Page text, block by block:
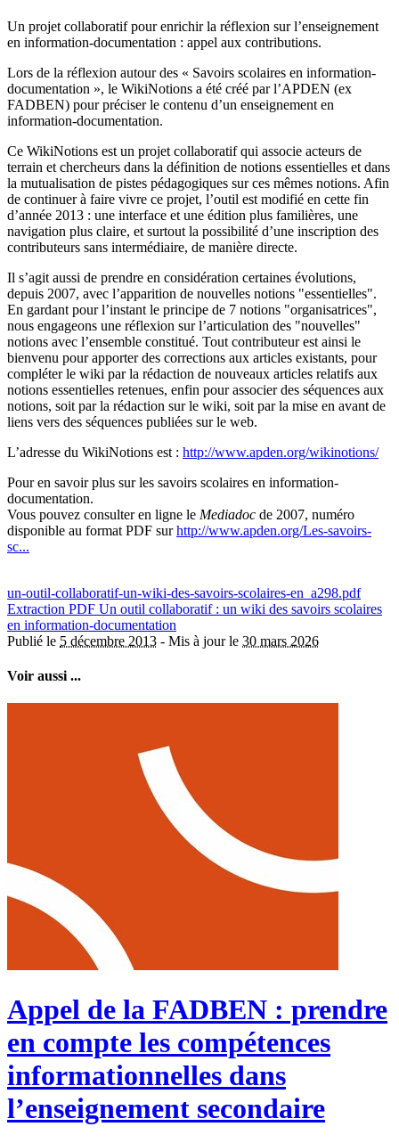
Un projet collaboratif pour enrichir la réflexion sur l’enseignement
en information-documentation : appel aux contributions.
Lors de la réflexion autour des « Savoirs scolaires en information-
documentation », le WikiNotions a été créé par l’APDEN (ex
FADBEN) pour préciser le contenu d’un enseignement en
information-documentation.
Ce WikiNotions est un projet collaboratif qui associe acteurs de
terrain et chercheurs dans la définition de notions essentielles et dans
la mutualisation de pistes pédagogiques sur ces mêmes notions. Afin
de continuer à faire vivre ce projet, l’outil est modifié en cette fin
d’année 2013 : une interface et une édition plus familières, une
navigation plus claire, et surtout la possibilité d’une inscription des
contributeurs sans intermédiaire, de manière directe.
Il s’agit aussi de prendre en considération certaines évolutions,
depuis 2007, avec l’apparition de nouvelles notions "essentielles".
En gardant pour l’instant le principe de 7 notions "organisatrices",
nous engageons une réflexion sur l’articulation des "nouvelles"
notions avec l’ensemble constitué. Tout contributeur est ainsi le
bienvenu pour apporter des corrections aux articles existants, pour
compléter le wiki par la rédaction de nouveaux articles relatifs aux
notions essentielles retenues, enfin pour associer des séquences aux
notions, soit par la rédaction sur le wiki, soit par la mise en avant de
liens vers des séquences publiées sur le web.
L’adresse du WikiNotions est : http://www.apden.org/wikinotions/
Pour en savoir plus sur les savoirs scolaires en information-
documentation.
Vous pouvez consulter en ligne le Mediadoc de 2007, numéro
disponible au format PDF surhttp://www.apden.org/Les-savoirs-
sc...
un-outil-collaboratif-un-wiki-des-savoirs-scolaires-en_a298.pdf
Extraction PDF Un outil collaboratif : un wiki des savoirs scolaires
en information-documentation
Publié le 5 décembre 2013 - Mis à jour le 30 mars 2026
Voir aussi ...
Appel de la FADBEN : prendre
en compte les compétences
informationnelles dans
l’enseignement secondaire